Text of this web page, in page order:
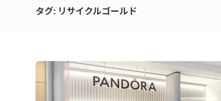
タグ: リサイクルゴールド